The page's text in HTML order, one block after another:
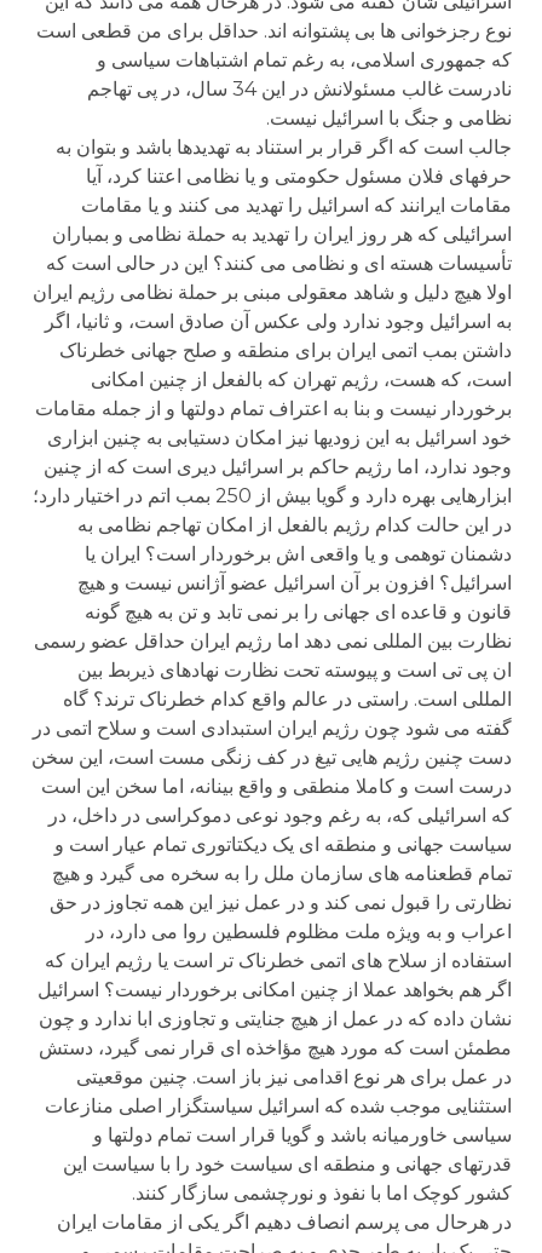
نوع رجزخوانی ها بی پشتوانه اند. حداقل برای من قطعی است
که جمهوری اسلامی، به رغم تمام اشتباهات سیاسی و
نادرست غالب مسئولانش در این 34 سال، در پی تهاجم
نظامی و جنگ با اسرائیل نیست.
جالب است که اگر قرار بر استناد به تهدیدها باشد و بتوان به
حرفهای فلان مسئول حکومتی و یا نظامی اعتنا کرد، آیا
مقامات ایرانند که اسرائیل را تهدید می کنند و یا مقامات
اسرائیلی که هر روز ایران را تهدید به حملة نظامی و بمباران
تأسیسات هسته ای و نظامی می کنند؟ این در حالی است که
اولا هیچ دلیل و شاهد معقولی مبنی بر حملة نظامی رژیم ایران
به اسرائیل وجود ندارد ولی عکس آن صادق است، و ثانیا، اگر
داشتن بمب اتمی ایران برای منطقه و صلح جهانی خطرناک
است، که هست، رژیم تهران که بالفعل از چنین امکانی
برخوردار نیست و بنا به اعتراف تمام دولتها و از جمله مقامات
خود اسرائیل به این زودیها نیز امکان دستیابی به چنین ابزاری
وجود ندارد، اما رژیم حاکم بر اسرائیل دیری است که از چنین
ابزارهایی بهره دارد و گویا بیش از 250 بمب اتم در اختیار دارد؛
در این حالت کدام رژیم بالفعل از امکان تهاجم نظامی به
دشمنان توهمی و یا واقعی اش برخوردار است؟ ایران یا
اسرائیل؟ افزون بر آن اسرائیل عضو آژانس نیست و هیچ
قانون و قاعده ای جهانی را بر نمی تابد و تن به هیچ گونه
نظارت بین المللی نمی دهد اما رژیم ایران حداقل عضو رسمی
ان پی تی است و پیوسته تحت نظارت نهادهای ذیربط بین
المللی است. راستی در عالم واقع کدام خطرناک ترند؟ گاه
گفته می شود چون رژیم ایران استبدادی است و سلاح اتمی در
دست چنین رژیم هایی تیغ در کف زنگی مست است، این سخن
درست است و کاملا منطقی و واقع بینانه، اما سخن این است
که اسرائیلی که، به رغم وجود نوعی دموکراسی در داخل، در
سیاست جهانی و منطقه ای یک دیکتاتوری تمام عیار است و
تمام قطعنامه های سازمان ملل را به سخره می گیرد و هیچ
نظارتی را قبول نمی کند و در عمل نیز این همه تجاوز در حق
اعراب و به ویژه ملت مظلوم فلسطین روا می دارد، در
استفاده از سلاح های اتمی خطرناک تر است یا رژیم ایران که
اگر هم بخواهد عملا از چنین امکانی برخوردار نیست؟ اسرائیل
نشان داده که در عمل از هیچ جنایتی و تجاوزی ابا ندارد و چون
مطمئن است که مورد هیچ مؤاخذه ای قرار نمی گیرد، دستش
در عمل برای هر نوع اقدامی نیز باز است. چنین موقعیتی
استثنایی موجب شده که اسرائیل سیاستگزار اصلی منازعات
سیاسی خاورمیانه باشد و گویا قرار است تمام دولتها و
قدرتهای جهانی و منطقه ای سیاست خود را با سیاست این
کشور کوچک اما با نفوذ و نورچشمی سازگار کنند.
در هرحال می پرسم انصاف دهیم اگر یکی از مقامات ایران